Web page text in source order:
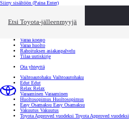
Siirry sisältöön (Paina Enter)
Etsi Toyota-jälleenmyyjä
Toyota palvelee Sulje
Varaa koeajo
Varaa huolto
Rahoituksen asiakaspalvelu
Tilaa uutiskirje
Ota yhteyttä
Vaihtoautohaku Vaihtoautohaku
Edut Edut
Relax Relax
Varaaminen Varaaminen
Huoltosopimus Huoltosopimus
Easy Osamaksu Easy Osamaksu
Vakuutus Vakuutus
Toyota Approved vuodeksi Toyota Approved vuodeksi